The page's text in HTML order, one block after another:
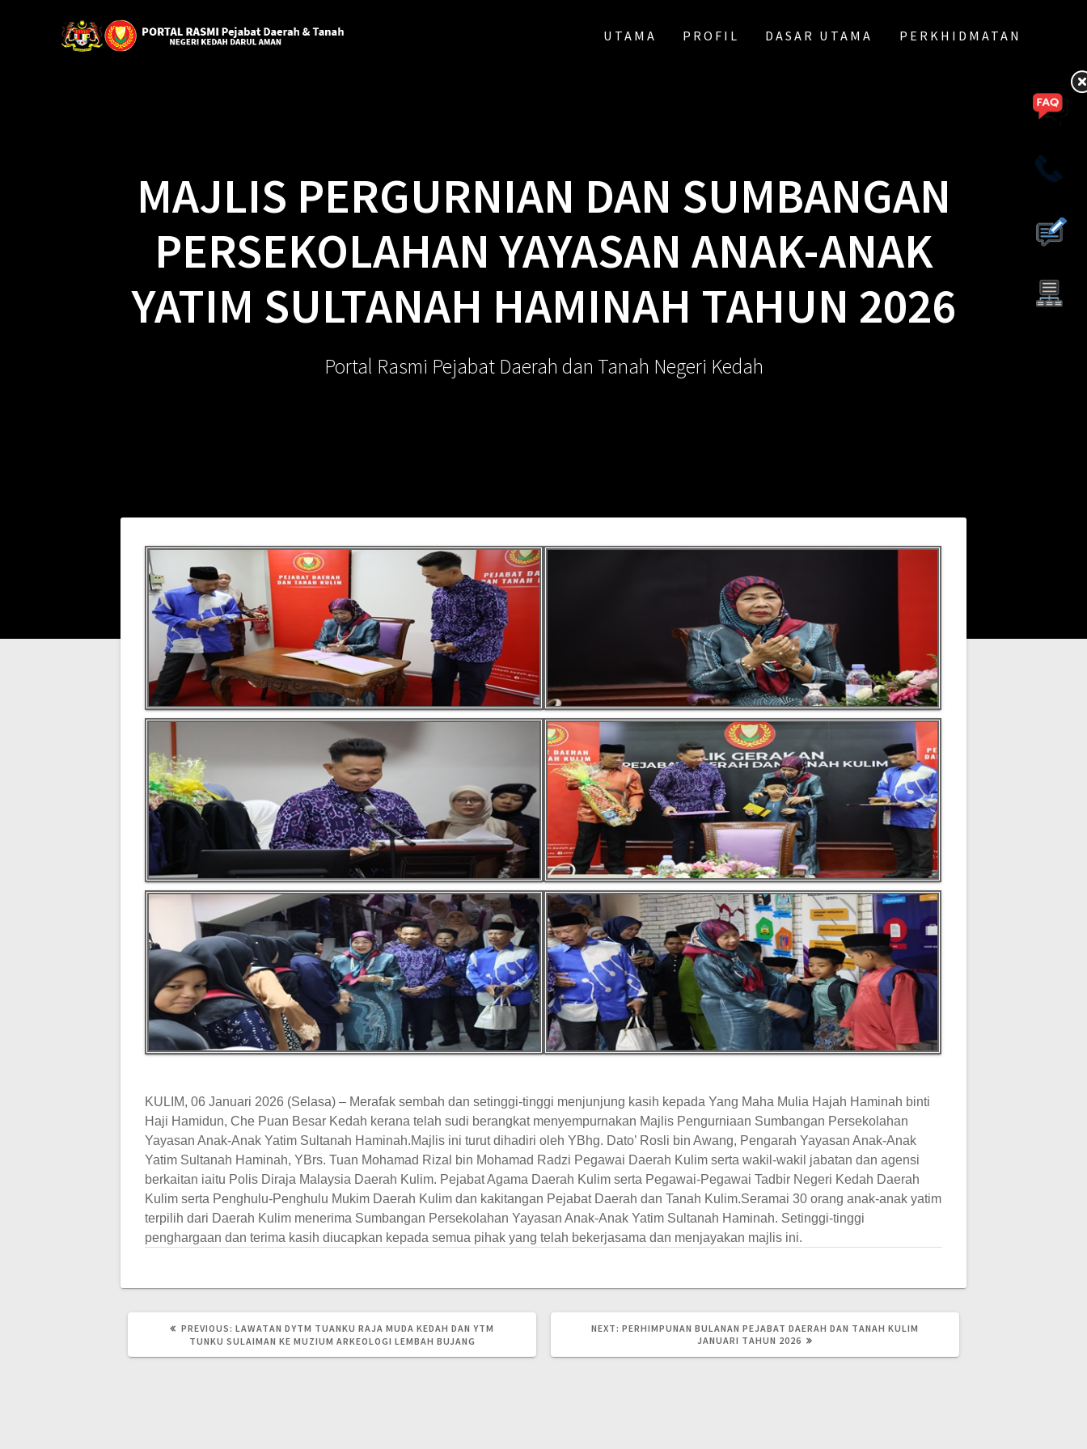
UTAMA PROFIL DASAR UTAMA PERKHIDMATAN
MAJLIS PERGURNIAN DAN SUMBANGAN
PERSEKOLAHAN YAYASAN ANAK-ANAK
YATIM SULTANAH HAMINAH TAHUN 2026
Portal Rasmi Pejabat Daerah dan Tanah Negeri Kedah
KULIM, 06 Januari 2026 (Selasa) – Merafak sembah dan setinggi-tinggi menjunjung kasih kepada Yang Maha Mulia Hajah Haminah binti
Haji Hamidun, Che Puan Besar Kedah kerana telah sudi berangkat menyempurnakan Majlis Pengurniaan Sumbangan Persekolahan
Yayasan Anak-Anak Yatim Sultanah Haminah.Majlis ini turut dihadiri oleh YBhg. Dato’ Rosli bin Awang, Pengarah Yayasan Anak-Anak
Yatim Sultanah Haminah, YBrs. Tuan Mohamad Rizal bin Mohamad Radzi Pegawai Daerah Kulim serta wakil-wakil jabatan dan agensi
berkaitan iaitu Polis Diraja Malaysia Daerah Kulim. Pejabat Agama Daerah Kulim serta Pegawai-Pegawai Tadbir Negeri Kedah Daerah
Kulim serta Penghulu-Penghulu Mukim Daerah Kulim dan kakitangan Pejabat Daerah dan Tanah Kulim.Seramai 30 orang anak-anak yatim
terpilih dari Daerah Kulim menerima Sumbangan Persekolahan Yayasan Anak-Anak Yatim Sultanah Haminah. Setinggi-tinggi
penghargaan dan terima kasih diucapkan kepada semua pihak yang telah bekerjasama dan menjayakan majlis ini.
Post
navigation
PREVIOUS: PREVIOUS
POST:
LAWATAN DYTM TUANKU RAJA MUDA KEDAH DAN YTM
TUNKU SULAIMAN KE MUZIUM ARKEOLOGI LEMBAH BUJANG
NEXT: NEXT
PERHIMPUNAN BULANAN PEJABAT DAERAH DAN TANAH KULIM
JANUARI TAHUN 2026